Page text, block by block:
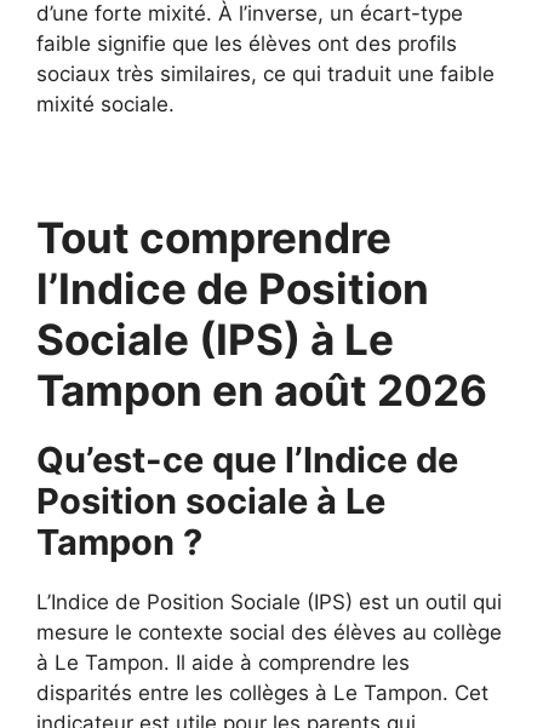
d’une forte mixité. À l’inverse, un écart-type
faible signifie que les élèves ont des profils
sociaux très similaires, ce qui traduit une faible
mixité sociale.
Tout comprendre
l’Indice de Position
Sociale (IPS) à Le
Tampon en août 2026
Qu’est-ce que l’Indice de
Position sociale à Le
Tampon ?
L’Indice de Position Sociale (IPS) est un outil qui
mesure le contexte social des élèves au collège
à Le Tampon. Il aide à comprendre les
disparités entre les collèges à Le Tampon. Cet
indicateur est utile pour les parents qui